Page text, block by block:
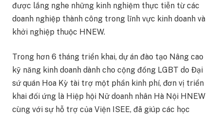
được lắng nghe những kinh nghiệm thực tiễn từ các
doanh nghiệp thành công trong lĩnh vực kinh doanh và
khởi nghiệp thuộc HNEW.
Trong hơn 6 tháng triển khai, dự án đào tạo Nâng cao
kỹ năng kinh doanh dành cho cộng đồng LGBT do Đại
sứ quán Hoa Kỳ tài trợ một phần kinh phí, đơn vị triển
khai đối ứng là Hiệp hội Nữ doanh nhân Hà Nội HNEW
cùng với sự hỗ trợ của Viện ISEE, đã giúp các học